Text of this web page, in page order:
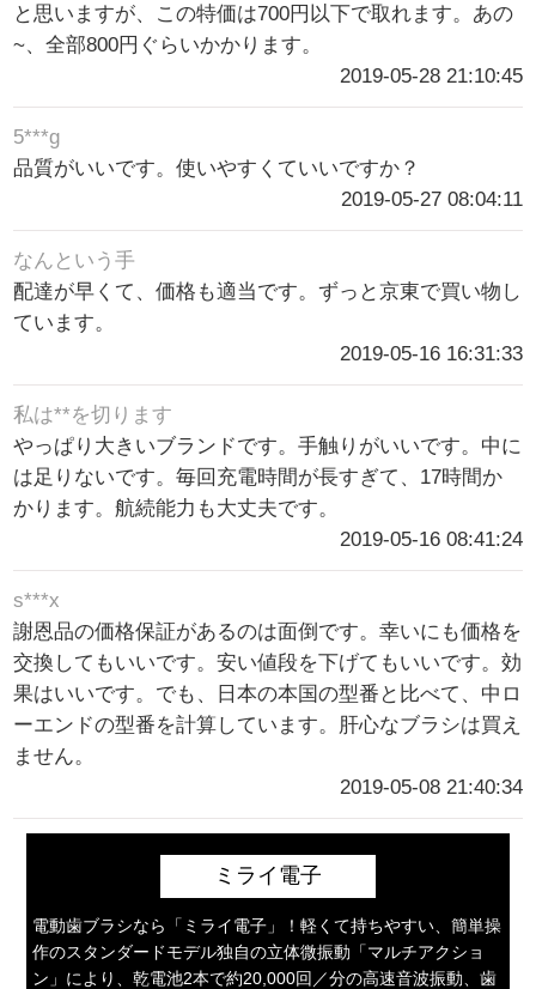
と思いますが、この特価は700円以下で取れます。あの
~、全部800円ぐらいかかります。
2019-05-28 21:10:45
5***g
品質がいいです。使いやすくていいですか？
2019-05-27 08:04:11
なんという手
配達が早くて、価格も適当です。ずっと京東で買い物し
ています。
2019-05-16 16:31:33
私は**を切ります
やっぱり大きいブランドです。手触りがいいです。中に
は足りないです。毎回充電時間が長すぎて、17時間か
かります。航続能力も大丈夫です。
2019-05-16 08:41:24
s***x
謝恩品の価格保証があるのは面倒です。幸いにも価格を
交換してもいいです。安い値段を下げてもいいです。効
果はいいです。でも、日本の本国の型番と比べて、中ロ
ーエンドの型番を計算しています。肝心なブラシは買え
ません。
2019-05-08 21:40:34
ミライ電子
電動歯ブラシなら「ミライ電子」！軽くて持ちやすい、簡単操
作のスタンダードモデル独自の立体微振動「マルチアクショ
ン」により、乾電池2本で約20,000回／分の高速音波振動、歯